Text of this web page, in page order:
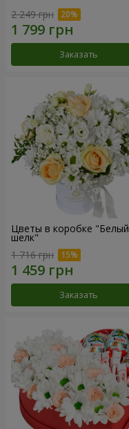
2 249 грн
Заказать
Цветы в коробке "Белый
шелк"
1 716 грн
Заказать